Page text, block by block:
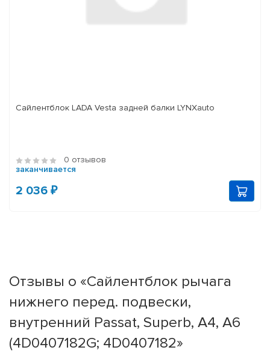
Сайлентблок LADA Vesta задней балки LYNXauto
0 отзывов
заканчивается
2 036 ₽
Отзывы о «Сайлентблок рычага
нижнего перед. подвески,
внутренний Passat, Superb, A4, A6
(4D0407182G; 4D0407182»